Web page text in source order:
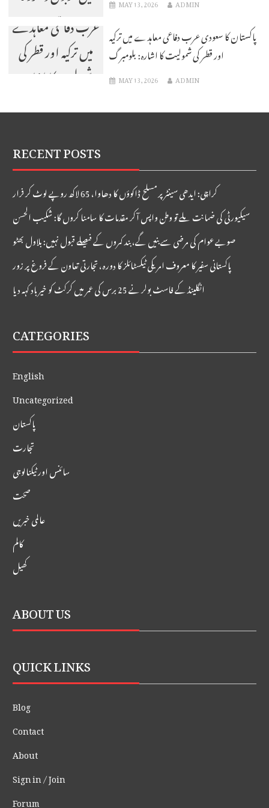
مقدمہ
عرب دفاعی معاہدے
میں ترکیہ اور قطر کی
شمولیت کا اشارہ:
پاکستان کا سعودی عرب دفاعی معاہدے میں ترکیہ
اور قطر کی شمولیت کا اشارہ: بلومبرگ
MAY 13, 2026 ADMIN
RECENT POSTS
کراچی: ایدھی سینٹر پر مسلح ڈاکوؤں کا دھاوا، 65 لاکھ روپے لوٹ کر فرار
سیکیورٹی کی ضمانت ملے تو وطن واپس آکر مقدمات کا سامنا کروں گا: شکیب الحسن
صوبے عوام کی مرضی سے بنیں گے، بند کمروں کے فیصلے قبول نہیں: بلاول بھٹو
پاکستانی سفیر کا معروف امریکی ٹیکسٹائلز کا دورہ، تجارتی تعاون کے فروغ پر زور
انگلینڈ کے فاسٹ بولر نے 25 برس کی عمر میں کرکٹ کو خیر باد کہہ دیا
CATEGORIES
English
Uncategorized
پاکستان
تجارت
سائنس اور ٹیکنالوجی
صحت
عالمی خبریں
کالم
کھیل
ABOUT US
QUICK LINKS
Blog
Contact
About
Sign in / Join
Forum